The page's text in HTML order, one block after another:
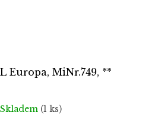
Europa, MiNr.749, **
Skladem (1 ks)